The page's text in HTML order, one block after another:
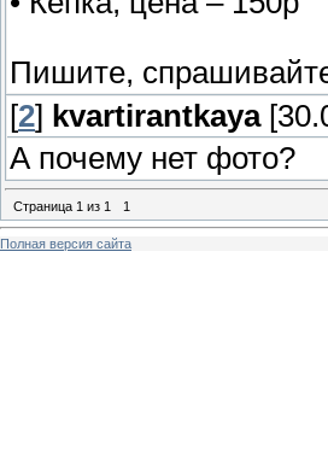
Пишите,
[2] kvartirantkaya
А почему нет фото?
Страница 1 из 1 1
Полная версия сайта